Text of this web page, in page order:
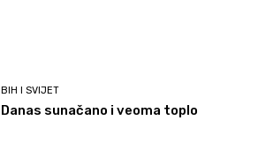
BIH I SVIJET
Danas sunačano i veoma toplo